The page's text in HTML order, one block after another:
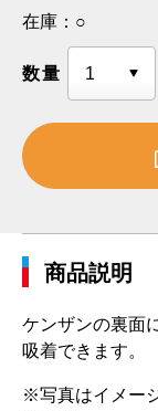
在庫： ○
数量
商品説明
ケンザンの裏面
吸着できます。
※写真はイメー